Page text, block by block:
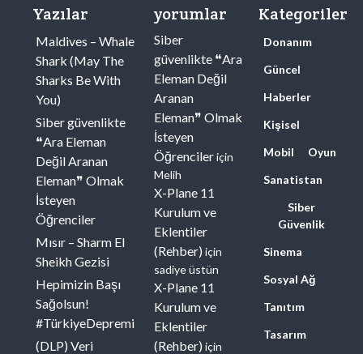
Yazılar
Maldives – Whale
Shark (May The
Sharks Be With
You)
Siber güvenlikte
❝Ara Eleman
Değil Aranan
Eleman❞ Olmak
İsteyen
Öğrenciler
Mısır – Sharm El
Sheikh Gezisi
Hepimizin Başı
Sağolsun!
#TürkiyeDepremi
(DLP) Veri
yorumlar
Siber
güvenlikte ❝Ara
Eleman Değil
Aranan
Eleman❞ Olmak
İsteyen
Öğrencileriçin
Melih
X-Plane 11
Kurulum ve
Eklentiler
(Rehber) için
sadiye üstün
X-Plane 11
Kurulum ve
Eklentiler
(Rehber) için
Kategoriler
Donanım
Güncel
Haberler
Kişisel
Mobil
Oyun
Sanatistan
Siber
Güvenlik
Sinema
Sosyal Ağ
Tanıtım
Tasarım